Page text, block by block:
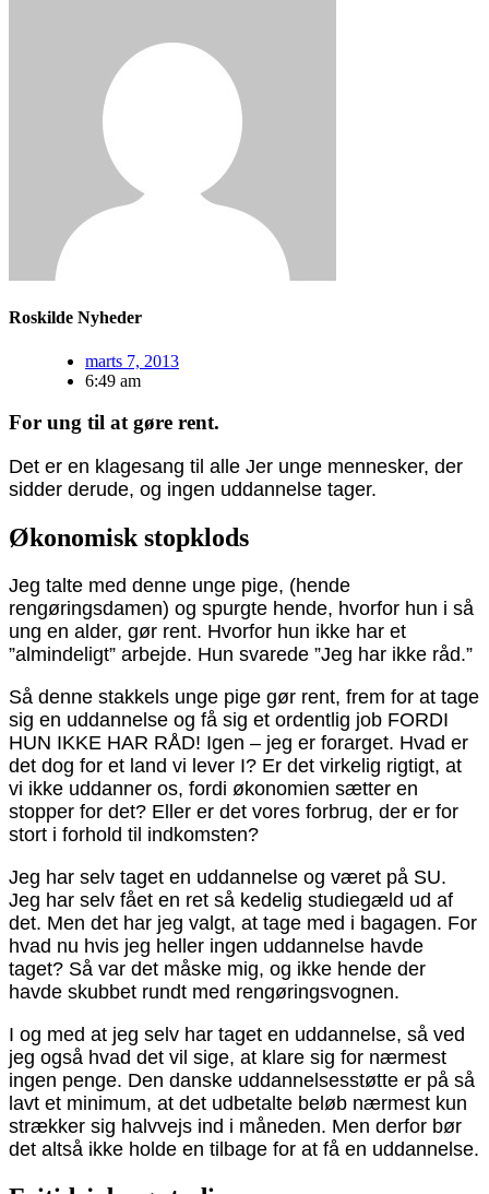
Roskilde Nyheder
marts 7, 2013
6:49 am
For ung til at gøre rent.
Det er en klagesang til alle Jer unge mennesker, der
sidder derude, og ingen uddannelse tager.
Økonomisk stopklods
Jeg talte med denne unge pige, (hende
rengøringsdamen) og spurgte hende, hvorfor hun i så
ung en alder, gør rent. Hvorfor hun ikke har et
”almindeligt” arbejde. Hun svarede ”Jeg har ikke råd.”
Så denne stakkels unge pige gør rent, frem for at tage
sig en uddannelse og få sig et ordentlig job FORDI
HUN IKKE HAR RÅD! Igen – jeg er forarget. Hvad er
det dog for et land vi lever I? Er det virkelig rigtigt, at
vi ikke uddanner os, fordi økonomien sætter en
stopper for det? Eller er det vores forbrug, der er for
stort i forhold til indkomsten?
Jeg har selv taget en uddannelse og været på SU.
Jeg har selv fået en ret så kedelig studiegæld ud af
det. Men det har jeg valgt, at tage med i bagagen. For
hvad nu hvis jeg heller ingen uddannelse havde
taget? Så var det måske mig, og ikke hende der
havde skubbet rundt med rengøringsvognen.
I og med at jeg selv har taget en uddannelse, så ved
jeg også hvad det vil sige, at klare sig for nærmest
ingen penge. Den danske uddannelsesstøtte er på så
lavt et minimum, at det udbetalte beløb nærmest kun
strækker sig halvvejs ind i måneden. Men derfor bør
det altså ikke holde en tilbage for at få en uddannelse.